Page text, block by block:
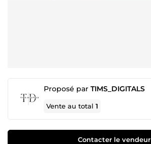
Proposé par TIMS_DIGITALS
Vente au total1
Contacter le vendeur